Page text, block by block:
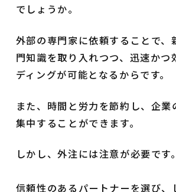
でしょうか。
外部の専門家に依頼することで、
門知識を取り入れつつ、迅速かつ
ディングが可能となるからです。
また、時間と労力を節約し、企業
集中することができます。
しかし、外注には注意が必要です。
信頼性のあるパートナーを選び、